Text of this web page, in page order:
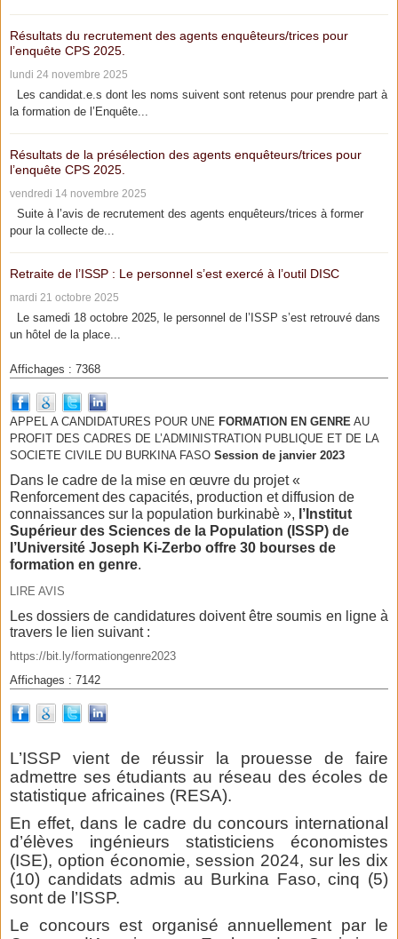
Résultats du recrutement des agents enquêteurs/trices pour
l’enquête CPS 2025.
lundi 24 novembre 2025
Les candidat.e.s dont les noms suivent sont retenus pour prendre part à
la formation de l’Enquête...
Résultats de la présélection des agents enquêteurs/trices pour
l’enquête CPS 2025.
vendredi 14 novembre 2025
Suite à l’avis de recrutement des agents enquêteurs/trices à former
pour la collecte de...
Retraite de l’ISSP : Le personnel s’est exercé à l’outil DISC
mardi 21 octobre 2025
Le samedi 18 octobre 2025, le personnel de l’ISSP s’est retrouvé dans
un hôtel de la place...
Affichages : 7368
APPEL A CANDIDATURES POUR UNE FORMATION EN GENRE AU
PROFIT DES CADRES DE L’ADMINISTRATION PUBLIQUE ET DE LA
SOCIETE CIVILE DU BURKINA FASO Session de janvier 2023
Dans le cadre de la mise en œuvre du projet «
Renforcement des capacités, production et diffusion de
connaissances sur la population burkinabè », l’Institut
Supérieur des Sciences de la Population (ISSP) de
l’Université Joseph Ki-Zerbo offre 30 bourses de
formation en genre.
LIRE AVIS
Les dossiers de candidatures doivent être soumis en ligne à
travers le lien suivant :
https://bit.ly/formationgenre2023
Affichages : 7142
L’ISSP vient de réussir la prouesse de faire
admettre ses étudiants au réseau des écoles de
statistique africaines (RESA).
En effet, dans le cadre du concours international
d’élèves ingénieurs statisticiens économistes
(ISE), option économie, session 2024, sur les dix
(10) candidats admis au Burkina Faso, cinq (5)
sont de l’ISSP.
Le concours est organisé annuellement par le